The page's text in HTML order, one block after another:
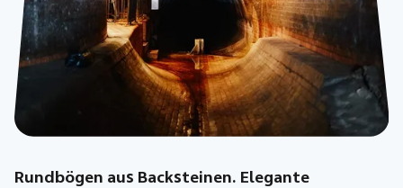
Rundbögen aus Backsteinen. Elegante